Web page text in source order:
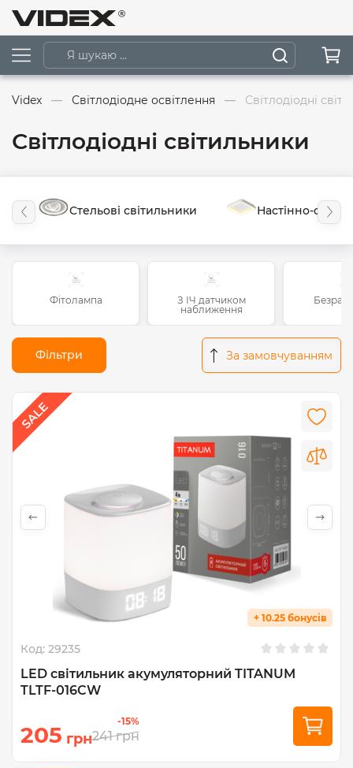
Videx Світлодіодне освітлення Світлодіодні
Світлодіодні світильники
Стельові світильники Настінно-
Фітолампа
З ІЧ датчиком
наближення
За замовчуванням
Фільтри
+ 10.25 бонусів
Код: 29235
LED світильник акумуляторний TITANUM
TLTF-016CW
205 грн
-15%
241 грн